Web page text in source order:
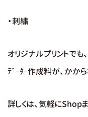
・刺繍 （￥
オリジナルプリントで
ﾃﾞｰﾀｰ作成料が、かから
詳しくは、気軽にShop